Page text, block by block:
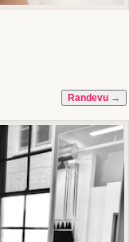
Randevu →